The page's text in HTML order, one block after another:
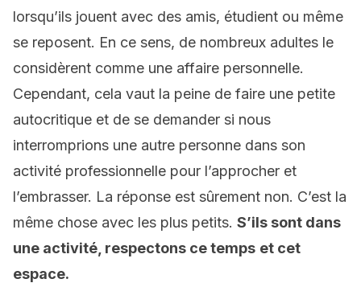
lorsqu’ils jouent avec des amis, étudient ou même
se reposent. En ce sens, de nombreux adultes le
considèrent comme une affaire personnelle.
Cependant, cela vaut la peine de faire une petite
autocritique et de se demander si nous
interromprions une autre personne dans son
activité professionnelle pour l’approcher et
l’embrasser. La réponse est sûrement non. C’est la
même chose avec les plus petits. S’ils sont dans
une activité, respectons ce temps et cet
espace.